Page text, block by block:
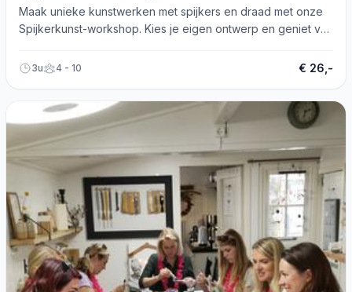
Maak unieke kunstwerken met spijkers en draad met onze
Spijkerkunst-workshop. Kies je eigen ontwerp en geniet van
3u 4 - 10 € 26,-